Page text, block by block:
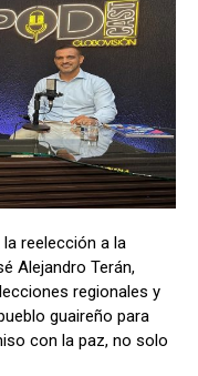
la reelección a la
Alejandro Terán,
regionales y
guaireño para
con la paz, no solo